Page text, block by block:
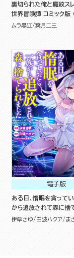
裏切られた俺と魔紋ス
世界冒険譚 コミック版
ムラ黒江 葉月二三
電子版
ある日、惰眠を貪って
から追放されて森に捨
た そのまま寝てたら周
伊草さゆ 白波ハクア ま